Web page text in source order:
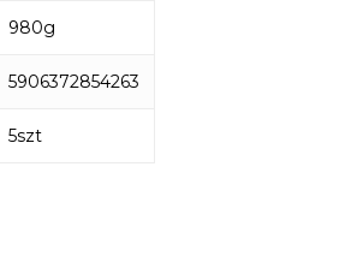
980g
5906372854263
5szt